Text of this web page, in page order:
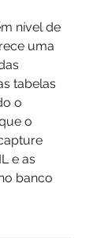
nível de
uma
tabelas
o
o
e as
banco